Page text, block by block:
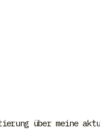
über meine